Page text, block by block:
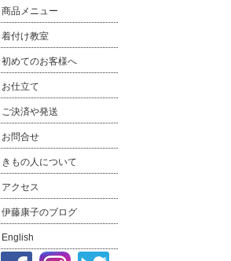
商品メニュー
着付け教室
初めてのお客様へ
お仕立て
ご決済や発送
お問合せ
きもの人について
アクセス
伊藤康子のブログ
English